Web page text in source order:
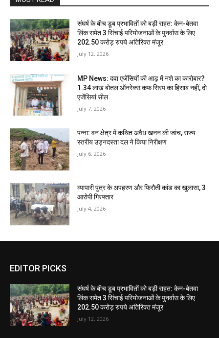
संघर्ष के बीच डूब प्रभावितों को बड़ी राहत: केन-बेतवा
लिंक समेत 3 सिंचाई परियोजनाओं के पुनर्वास के लिए
202.50 करोड़ रुपये अतिरिक्त मंजूर
July 12, 2026
MP News: दवा एजेंसियों की आड़ में नशे का कारोबार?
1.34 लाख बोतल ऑनरेक्स कफ सिरप का हिसाब नहीं, दो
एजेंसियां सील
July 7, 2026
पन्ना: वन क्षेत्र में कथित अवैध खनन की जांच, राज्य
स्तरीय उड़नदस्ता दल ने किया निरीक्षण
July 6, 2026
व्यापारी पुत्र के अपहरण और फिरौती कांड का खुलासा, 3
आरोपी गिरफ्तार
July 4, 2026
EDITOR PICKS
संघर्ष के बीच डूब प्रभावितों को बड़ी राहत: केन-बेतवा
लिंक समेत 3 सिंचाई परियोजनाओं के पुनर्वास के लिए
202.50 करोड़ रुपये अतिरिक्त मंजूर
July 12, 2026